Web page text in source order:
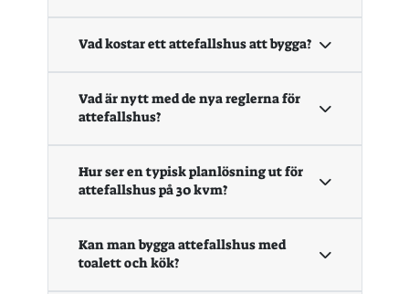
Vad kostar ett attefallshus att bygga?
Vad är nytt med de nya reglerna för
attefallshus?
Hur ser en typisk planlösning ut för
attefallshus på 30 kvm?
Kan man bygga attefallshus med
toalett och kök?